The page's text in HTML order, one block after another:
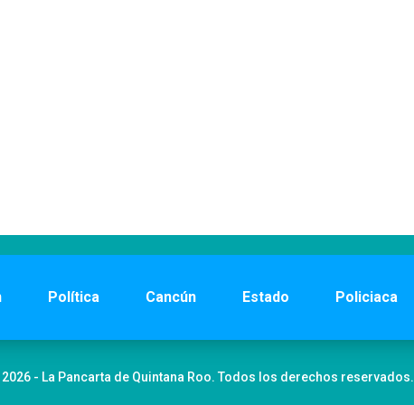
Política Cancún Estado Policiaca
- La Pancarta de Quintana Roo. Todos los derechos reservados.